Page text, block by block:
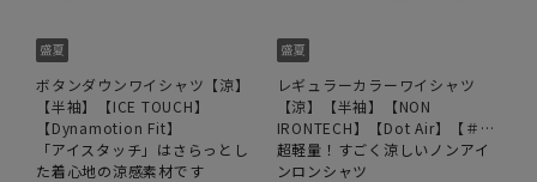
ボタンダウンワイシャツ【涼】
【半袖】【ICE TOUCH】
【Dynamotion Fit】
「アイスタッチ」はさらっとし
た着心地の涼感素材です
レギュラーカラーワイシャツ
【涼】【半袖】【NON
IRONTECH】【Dot Air】【＃す
ご】
超軽量！すごく涼しいノンアイ
ンロンシャツ